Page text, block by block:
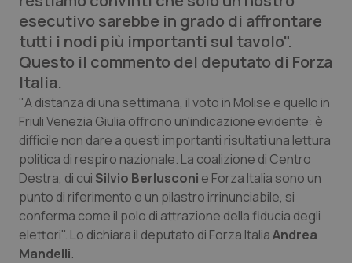
Abruzzo
Basilicata
Calabria
Campania
Emilia-Romagna
Friuli Venezia Giulia
QS Pro Gold
Artrite & artrosi
Asma & BPCO
Car-T
Colesterolo & coronaropatie
Dermatite Atopica
QS Club
esecutivo sarebbe in grado di affrontare
tutti i nodi più importanti sul tavolo".
Questo il commento del deputato di Forza
Italia.
"A distanza di una settimana, il voto in Molise e quello in
Friuli Venezia Giulia offrono un'indicazione evidente: è
difficile non dare a questi importanti risultati una lettura
politica di respiro nazionale. La coalizione di Centro
Destra, di cui Silvio Berlusconi e Forza Italia sono un
punto di riferimento e un pilastro irrinunciabile, si
conferma come il polo di attrazione della fiducia degli
elettori". Lo dichiara il deputato di Forza ItaliaAndrea
Mandelli.